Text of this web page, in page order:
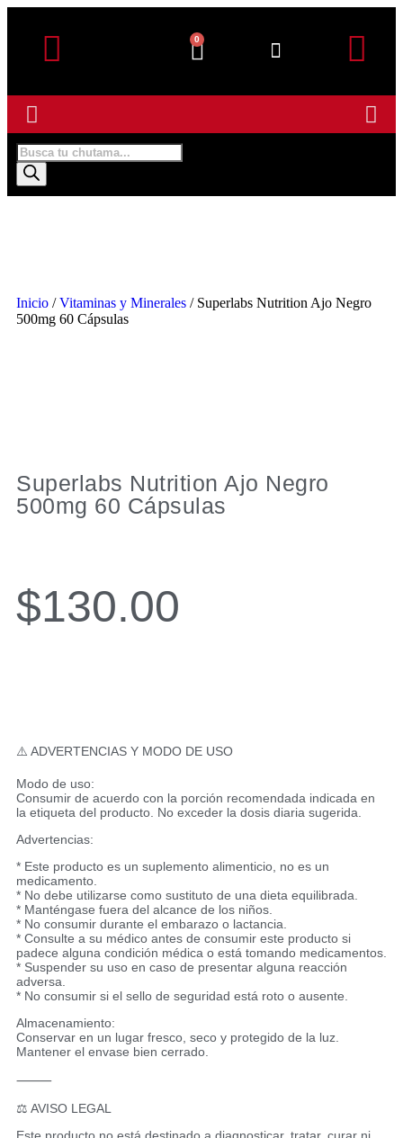
0
Inicio /Vitaminas y Minerales / Superlabs Nutrition Ajo Negro
500mg 60 Cápsulas
Superlabs Nutrition Ajo Negro
500mg 60 Cápsulas
$130.00
⚠️ ADVERTENCIAS Y MODO DE USO
Modo de uso:
Consumir de acuerdo con la porción recomendada indicada en
la etiqueta del producto. No exceder la dosis diaria sugerida.
Advertencias:
* Este producto es un suplemento alimenticio, no es un
medicamento.
* No debe utilizarse como sustituto de una dieta equilibrada.
* Manténgase fuera del alcance de los niños.
* No consumir durante el embarazo o lactancia.
* Consulte a su médico antes de consumir este producto si
padece alguna condición médica o está tomando medicamentos.
* Suspender su uso en caso de presentar alguna reacción
adversa.
* No consumir si el sello de seguridad está roto o ausente.
Almacenamiento:
Conservar en un lugar fresco, seco y protegido de la luz.
Mantener el envase bien cerrado.
⸻
⚖️ AVISO LEGAL
Este producto no está destinado a diagnosticar, tratar, curar ni